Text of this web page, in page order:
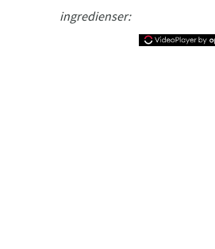
ingredienser: